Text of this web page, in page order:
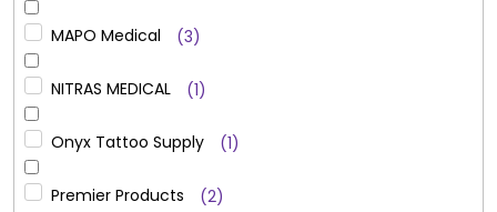
MAPO Medical 3
NITRAS MEDICAL 1
Onyx Tattoo Supply 1
Premier Products 2